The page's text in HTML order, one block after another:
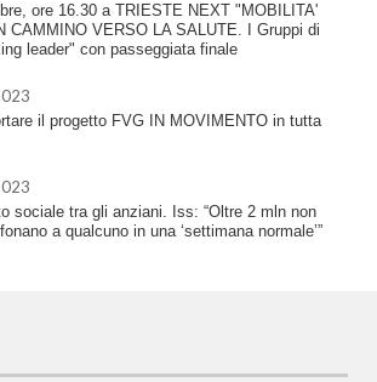
ore 16.30 a TRIESTE NEXT "MOBILITA'
CAMMINO VERSO LA SALUTE. I Gruppi di
leader" con passeggiata finale
il progetto FVG IN MOVIMENTO in tutta
sociale tra gli anziani. Iss: “Oltre 2 mln non
a qualcuno in una ‘settimana normale’”